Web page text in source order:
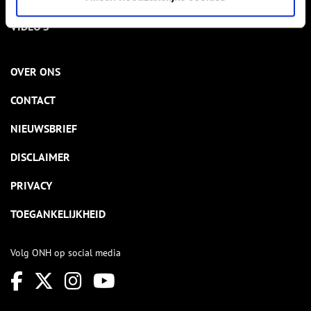
VIDEO’S
OVER ONS
CONTACT
NIEUWSBRIEF
DISCLAIMER
PRIVACY
TOEGANKELIJKHEID
Volg ONH op social media